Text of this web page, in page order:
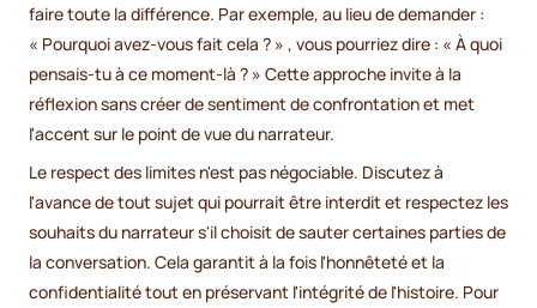
faire toute la différence. Par exemple, au lieu de demander :
« Pourquoi avez-vous fait cela ? » , vous pourriez dire : « À quoi
pensais-tu à ce moment-là ? » Cette approche invite à la
réflexion sans créer de sentiment de confrontation et met
l'accent sur le point de vue du narrateur.
Le respect des limites n'est pas négociable. Discutez à
l'avance de tout sujet qui pourrait être interdit et respectez les
souhaits du narrateur s'il choisit de sauter certaines parties de
la conversation. Cela garantit à la fois l'honnêteté et la
confidentialité tout en préservant l'intégrité de l'histoire. Pour